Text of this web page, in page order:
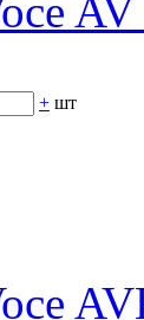
+ шт